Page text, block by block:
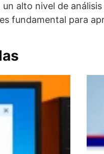
alto nivel de
fundamental para